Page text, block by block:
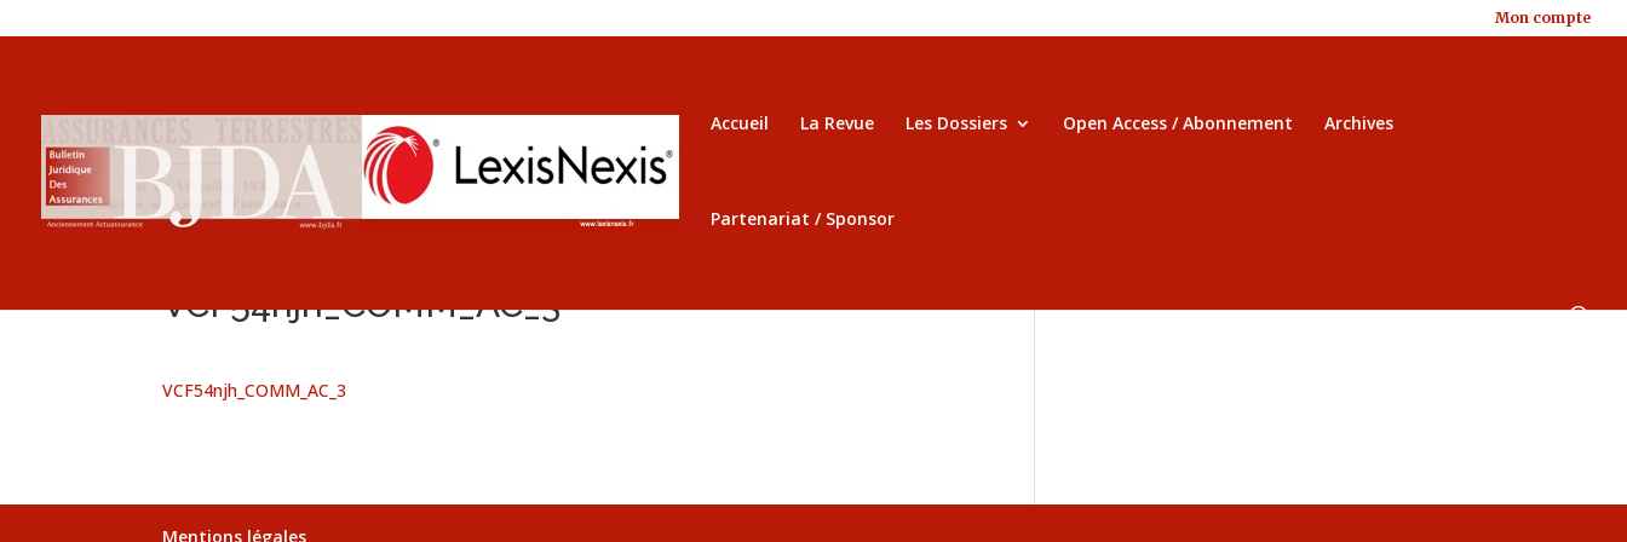
Mon compte
Accueil La Revue Les Dossiers Open Access / Abonnement Archives
Partenariat / Sponsor
VCF54njh_COMM_AC_3
VCF54njh_COMM_AC_3
Mentions légales